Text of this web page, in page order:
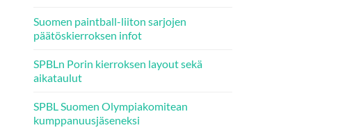
Suomen paintball-liiton sarjojen
päätöskierroksen infot
SPBLn Porin kierroksen layout sekä
aikataulut
SPBL Suomen Olympiakomitean
kumppanuusjäseneksi